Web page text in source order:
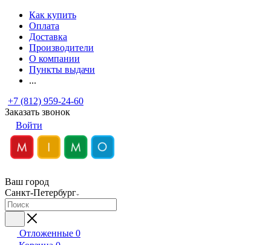
Как купить
Оплата
Доставка
Производители
О компании
Пункты выдачи
...
+7 (812) 959-24-60
Заказать звонок
Войти
Ваш город
Санкт-Петербург
Отложенные 0